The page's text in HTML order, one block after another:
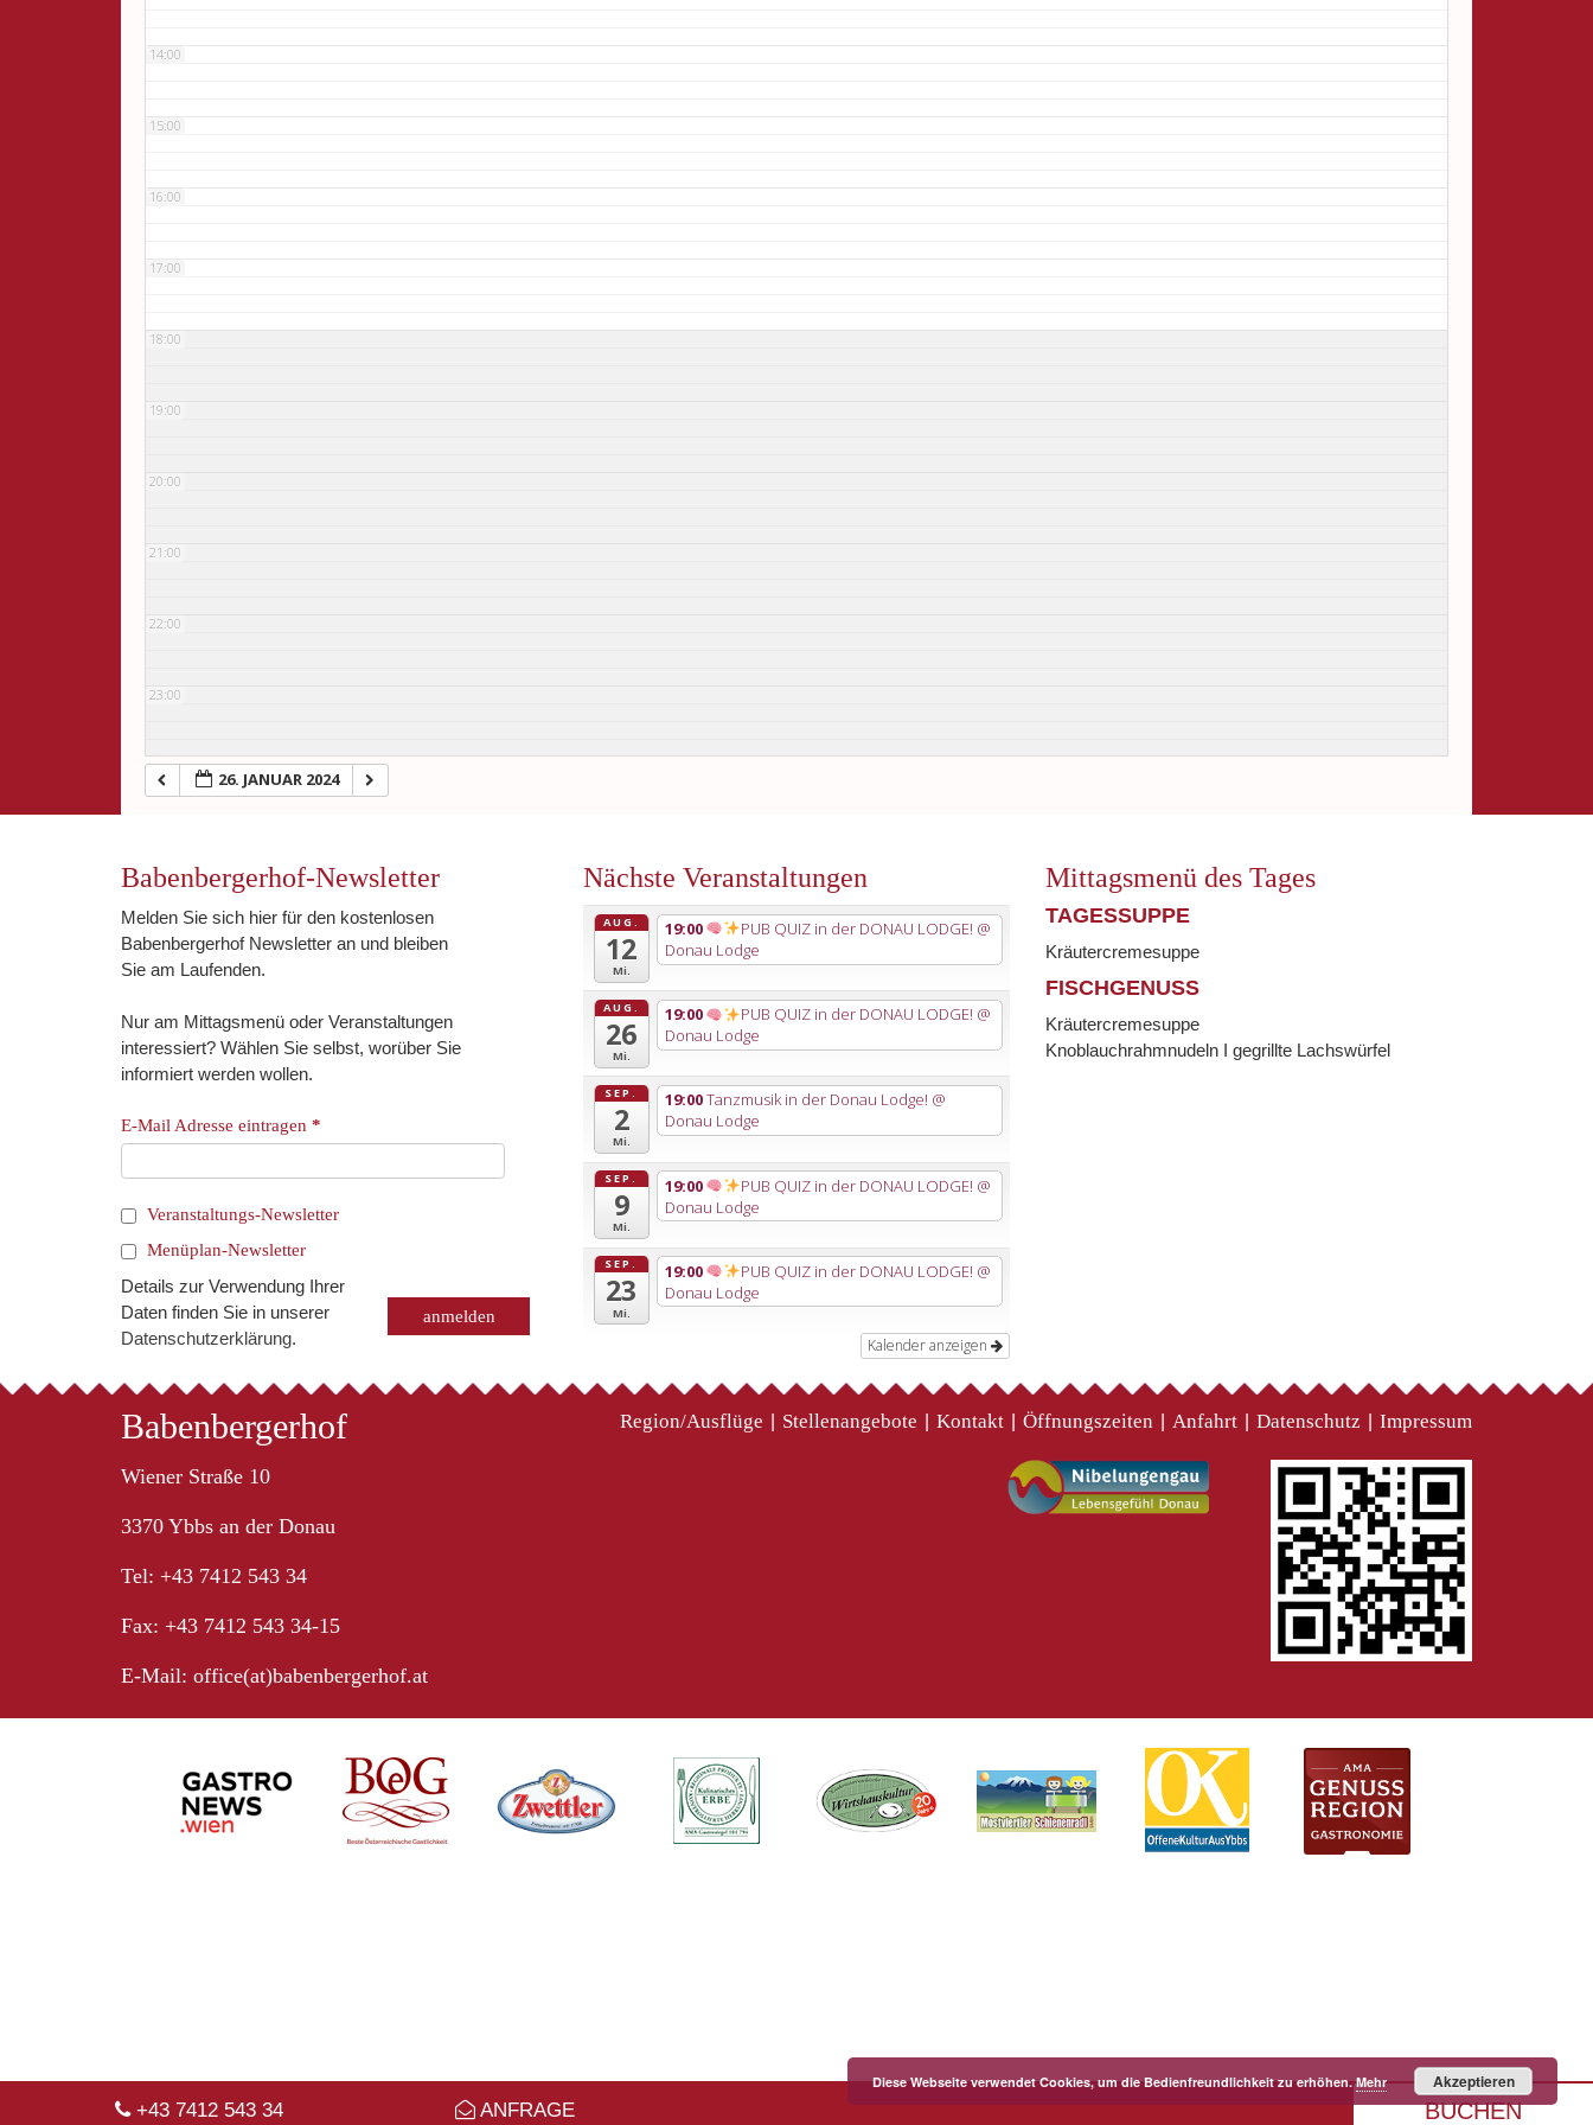
+43 7412 543 34 ANFRAGE BUCHEN
14:00
15:00
16:00
17:00
18:00
19:00
20:00
21:00
22:00
23:00
26. JANUAR 2024
Babenbergerhof-Newsletter
Melden Sie sich hier für den kostenlosen
Babenbergerhof Newsletter an und bleiben
Sie am Laufenden.
Nur am Mittagsmenü oder Veranstaltungen
interessiert? Wählen Sie selbst, worüber Sie
informiert werden wollen.
E-Mail Adresse eintragen *
Veranstaltungs-Newsletter
Menüplan-Newsletter
Details zur Verwendung Ihrer
Daten finden Sie in unserer
Datenschutzerklärung.
Nächste Veranstaltungen
AUG.
12
Mi.
19:00 PUB QUIZ in der DONAU LODGE! @
Donau Lodge
AUG.
26
Mi.
19:00 PUB QUIZ in der DONAU LODGE! @
Donau Lodge
SEP.
2
Mi.
19:00Tanzmusik in der Donau Lodge! @
Donau Lodge
SEP.
9
Mi.
19:00 PUB QUIZ in der DONAU LODGE! @
Donau Lodge
SEP.
23
Mi.
19:00 PUB QUIZ in der DONAU LODGE! @
Donau Lodge
Kalender anzeigen
Mittagsmenü des Tages
TAGESSUPPE
Kräutercremesuppe
FISCHGENUSS
Kräutercremesuppe
Knoblauchrahmnudeln I gegrillte Lachswürfel
Babenbergerhof
Wiener Straße 10
3370 Ybbs an der Donau
Tel: +43 7412 543 34
Fax: +43 7412 543 34-15
E-Mail: office(at)babenbergerhof.at
Region/Ausflüge Stellenangebote Kontakt Öffnungszeiten Anfahrt Datenschutz Impressum
Diese Webseite verwendet Cookies, um die Bedienfreundlichkeit zu erhöhen.Mehr Akzeptieren